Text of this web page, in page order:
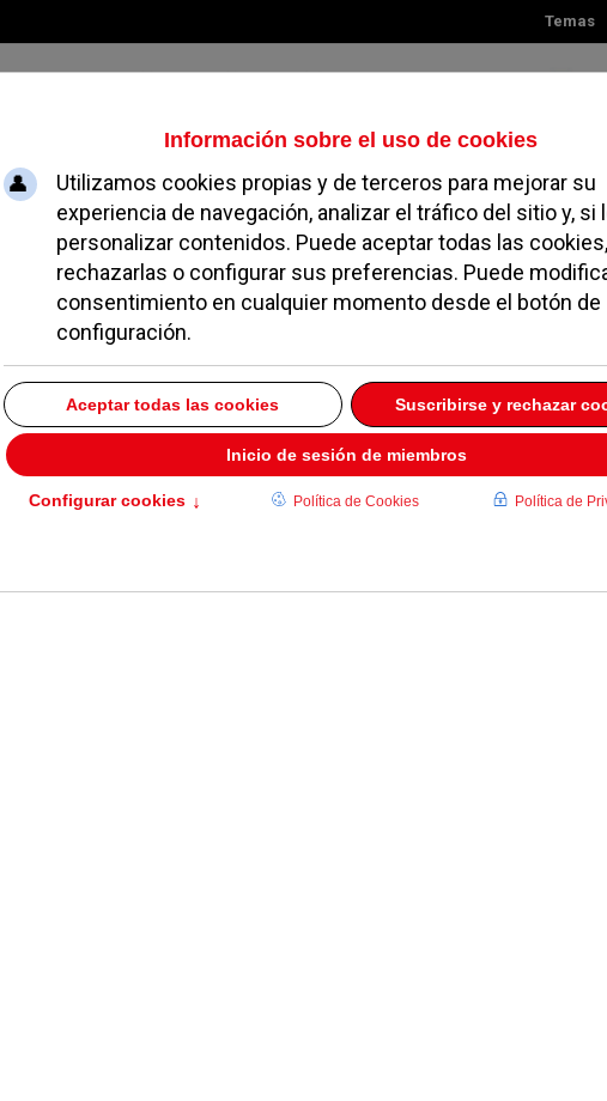
Temas
Jueves, 06 de agosto de 2026
DEPORTES MADRID NOROESTE SOCIEDAD MAGAZINE SERVICIOS